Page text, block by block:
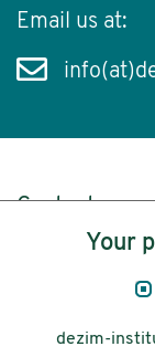
Email us at:
Content
Legal Notice
Your
dezim-